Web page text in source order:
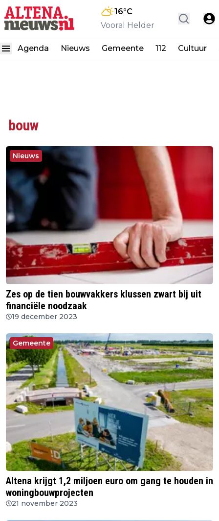
16°C
Vooral Helder
Agenda Nieuws Gemeente 112 Cultuur
bouw
Nieuws
Zes op de tien bouwvakkers klussen zwart bij uit
financiële noodzaak
19 december 2023
Gemeente
Altena krijgt 1,2 miljoen euro om gang te houden in
woningbouwprojecten
21 november 2023